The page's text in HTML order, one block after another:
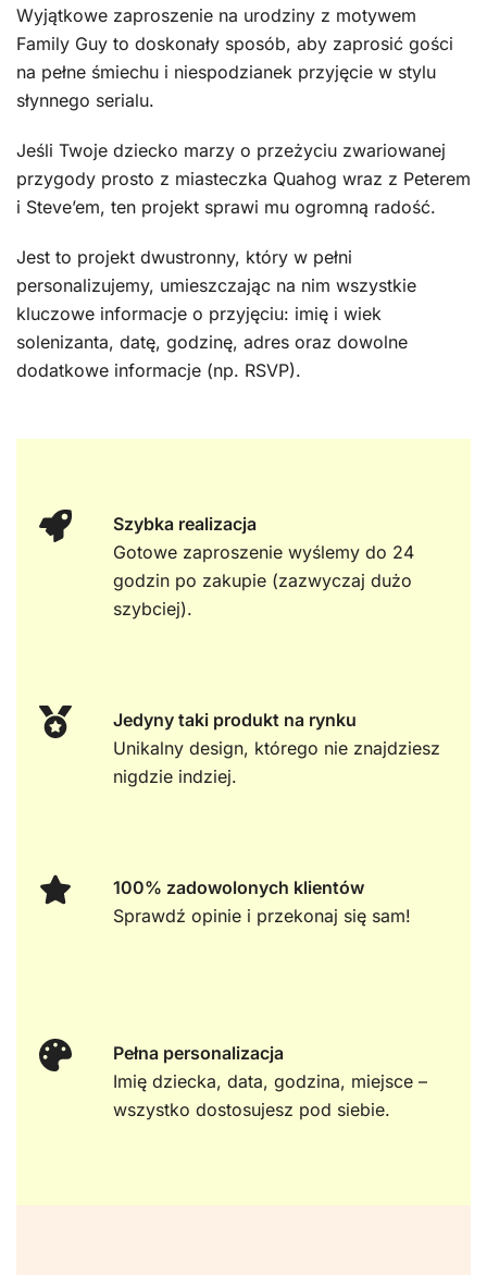
Wyjątkowe zaproszenie na urodziny z motywem
Family Guy to doskonały sposób, aby zaprosić gości
na pełne śmiechu i niespodzianek przyjęcie w stylu
słynnego serialu.
Jeśli Twoje dziecko marzy o przeżyciu zwariowanej
przygody prosto z miasteczka Quahog wraz z Peterem
i Steve’em, ten projekt sprawi mu ogromną radość.
Jest to projekt dwustronny, który w pełni
personalizujemy, umieszczając na nim wszystkie
kluczowe informacje o przyjęciu: imię i wiek
solenizanta, datę, godzinę, adres oraz dowolne
dodatkowe informacje (np. RSVP).
Szybka realizacja
Gotowe zaproszenie wyślemy do 24
godzin po zakupie (zazwyczaj dużo
szybciej).
Jedyny taki produkt na rynku
Unikalny design, którego nie znajdziesz
nigdzie indziej.
100% zadowolonych klientów
Sprawdź opinie i przekonaj się sam!
Pełna personalizacja
Imię dziecka, data, godzina, miejsce –
wszystko dostosujesz pod siebie.